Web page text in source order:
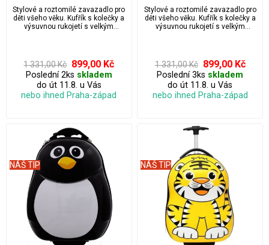
Stylové a roztomilé zavazadlo pro
děti všeho věku. Kufřík s kolečky a
výsuvnou rukojetí s velkým
1 331,00 Kč 899,00 Kč
Poslední 2ks skladem
do út 11.8. u Vás
nebo ihned Praha-západ
Stylové a roztomilé zavazadlo pro
děti všeho věku. Kufřík s kolečky a
výsuvnou rukojetí s velkým
1 331,00 Kč 899,00 Kč
Poslední 3ks skladem
do út 11.8. u Vás
nebo ihned Praha-západ
NÁŠ TIP NÁŠ TIP